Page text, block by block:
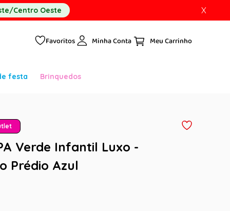
Centro Oeste X
Favoritos Minha Conta
festa Brinquedos
Verde Infantil Luxo -
Prédio Azul